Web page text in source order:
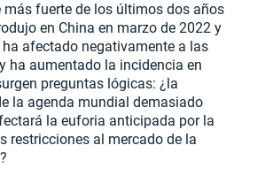
más fuerte de los últimos dos años
en China en marzo de 2022 y
afectado negativamente a las
ha aumentado la incidencia en
preguntas lógicas: ¿la
la agenda mundial demasiado
la euforia anticipada por la
restricciones al mercado de la